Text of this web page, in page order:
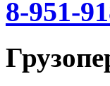
8-951-